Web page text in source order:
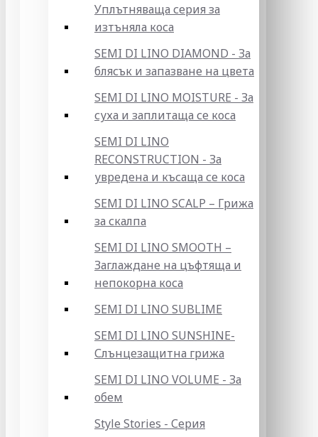
Уплътняваща серия за
изтъняла коса
SEMI DI LINO DIAMOND - За
блясък и запазване на цвета
SEMI DI LINO MOISTURE - За
суха и заплитаща се коса
SEMI DI LINO
RECONSTRUCTION - За
увредена и късаща се коса
SEMI DI LINO SCALP – Грижа
за скалпа
SEMI DI LINO SMOOTH –
Заглаждане на цъфтяща и
непокорна коса
SEMI DI LINO SUBLIME
SEMI DI LINO SUNSHINE-
Слънцезащитна грижа
SEMI DI LINO VOLUME - За
обем
Style Stories - Серия